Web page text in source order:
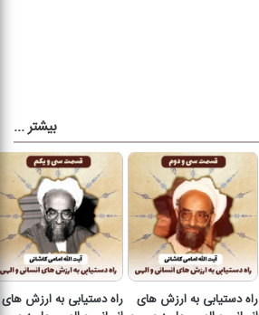
بیشتر...
راه دستیابی به ارزش های
راه دستیابی به ارزش های